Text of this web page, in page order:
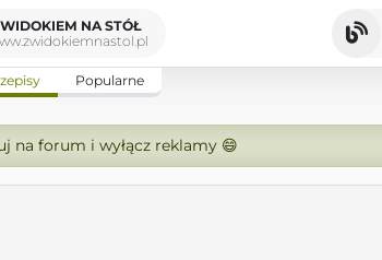
NA STÓŁ
Popularne
na forum i wyłącz reklamy 😄